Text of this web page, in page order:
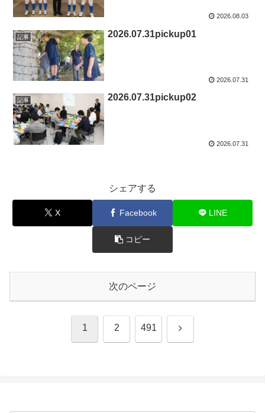
2026.08.03
記事 2026.07.31pickup01
2026.07.31
記事 2026.07.31pickup02
2026.07.31
シェアする
X Facebook LINE
コピー
次のページ
1 2 491 次